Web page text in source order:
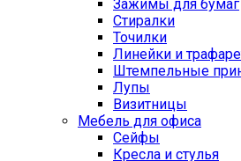
Зажимы для бумаг
Стиралки
Точилки
Линейки и
Штемпельные
Лупы
Визитницы
Мебель для офиса
Сейфы
Кресла и стулья